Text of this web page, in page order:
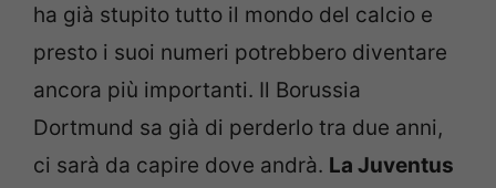
ha già stupito tutto il mondo del calcio e
presto i suoi numeri potrebbero diventare
ancora più importanti. Il Borussia
Dortmund sa già di perderlo tra due anni,
ci sarà da capire dove andrà. La Juventus